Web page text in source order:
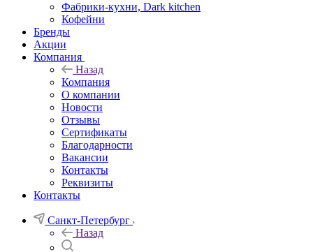
Фабрики-кухни, Dark kitchen
Кофейни
Бренды
Акции
Компания
Назад
Компания
О компании
Новости
Отзывы
Сертификаты
Благодарности
Вакансии
Контакты
Реквизиты
Контакты
Санкт-Петербург
Назад